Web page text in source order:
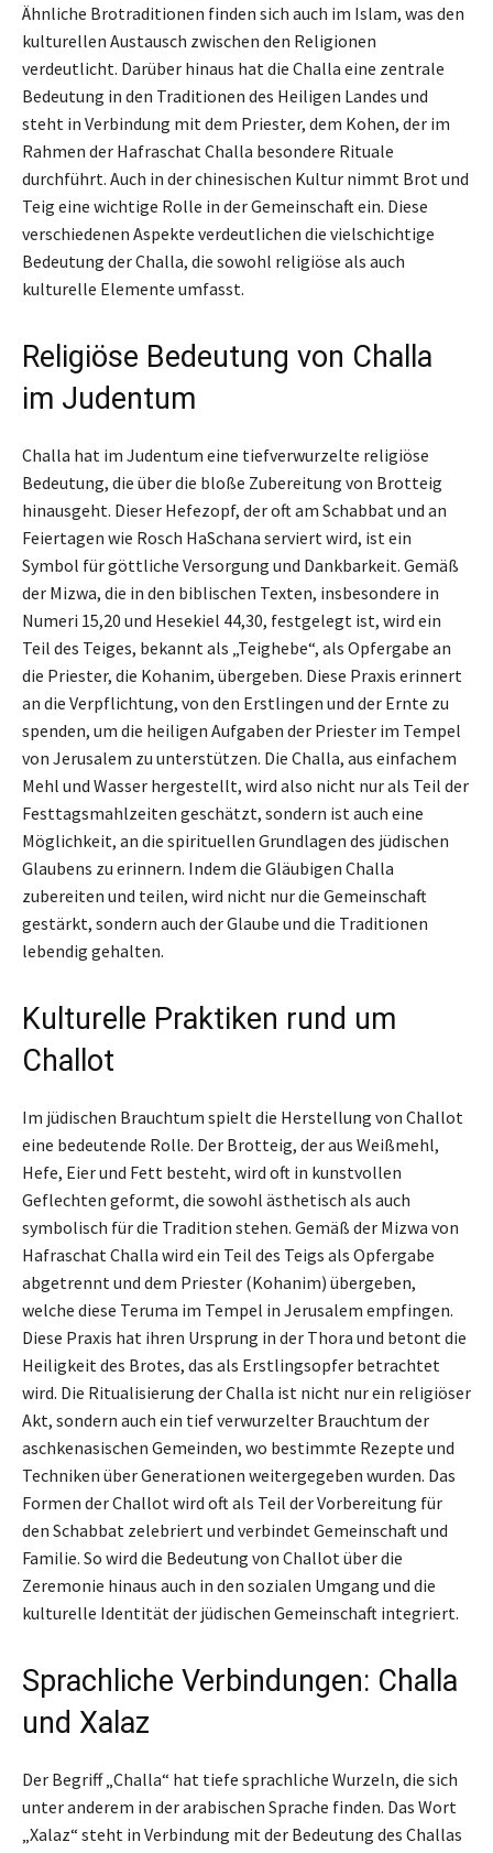
Ähnliche Brotraditionen finden sich auch im Islam, was den
kulturellen Austausch zwischen den Religionen
verdeutlicht. Darüber hinaus hat die Challa eine zentrale
Bedeutung in den Traditionen des Heiligen Landes und
steht in Verbindung mit dem Priester, dem Kohen, der im
Rahmen der Hafraschat Challa besondere Rituale
durchführt. Auch in der chinesischen Kultur nimmt Brot und
Teig eine wichtige Rolle in der Gemeinschaft ein. Diese
verschiedenen Aspekte verdeutlichen die vielschichtige
Bedeutung der Challa, die sowohl religiöse als auch
kulturelle Elemente umfasst.
Religiöse Bedeutung von Challa
im Judentum
Challa hat im Judentum eine tiefverwurzelte religiöse
Bedeutung, die über die bloße Zubereitung von Brotteig
hinausgeht. Dieser Hefezopf, der oft am Schabbat und an
Feiertagen wie Rosch HaSchana serviert wird, ist ein
Symbol für göttliche Versorgung und Dankbarkeit. Gemäß
der Mizwa, die in den biblischen Texten, insbesondere in
Numeri 15,20 und Hesekiel 44,30, festgelegt ist, wird ein
Teil des Teiges, bekannt als „Teighebe“, als Opfergabe an
die Priester, die Kohanim, übergeben. Diese Praxis erinnert
an die Verpflichtung, von den Erstlingen und der Ernte zu
spenden, um die heiligen Aufgaben der Priester im Tempel
von Jerusalem zu unterstützen. Die Challa, aus einfachem
Mehl und Wasser hergestellt, wird also nicht nur als Teil der
Festtagsmahlzeiten geschätzt, sondern ist auch eine
Möglichkeit, an die spirituellen Grundlagen des jüdischen
Glaubens zu erinnern. Indem die Gläubigen Challa
zubereiten und teilen, wird nicht nur die Gemeinschaft
gestärkt, sondern auch der Glaube und die Traditionen
lebendig gehalten.
Kulturelle Praktiken rund um
Challot
Im jüdischen Brauchtum spielt die Herstellung von Challot
eine bedeutende Rolle. Der Brotteig, der aus Weißmehl,
Hefe, Eier und Fett besteht, wird oft in kunstvollen
Geflechten geformt, die sowohl ästhetisch als auch
symbolisch für die Tradition stehen. Gemäß der Mizwa von
Hafraschat Challa wird ein Teil des Teigs als Opfergabe
abgetrennt und dem Priester (Kohanim) übergeben,
welche diese Teruma im Tempel in Jerusalem empfingen.
Diese Praxis hat ihren Ursprung in der Thora und betont die
Heiligkeit des Brotes, das als Erstlingsopfer betrachtet
wird. Die Ritualisierung der Challa ist nicht nur ein religiöser
Akt, sondern auch ein tief verwurzelter Brauchtum der
aschkenasischen Gemeinden, wo bestimmte Rezepte und
Techniken über Generationen weitergegeben wurden. Das
Formen der Challot wird oft als Teil der Vorbereitung für
den Schabbat zelebriert und verbindet Gemeinschaft und
Familie. So wird die Bedeutung von Challot über die
Zeremonie hinaus auch in den sozialen Umgang und die
kulturelle Identität der jüdischen Gemeinschaft integriert.
Sprachliche Verbindungen: Challa
und Xalaz
Der Begriff „Challa“ hat tiefe sprachliche Wurzeln, die sich
unter anderem in der arabischen Sprache finden. Das Wort
„Xalaz“ steht in Verbindung mit der Bedeutung des Challas